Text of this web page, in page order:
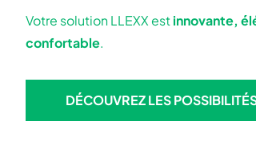
Votre solution LLEXX estinnovante,
confortable.
DÉCOUVREZ LES
DÉCOUVREZ LES